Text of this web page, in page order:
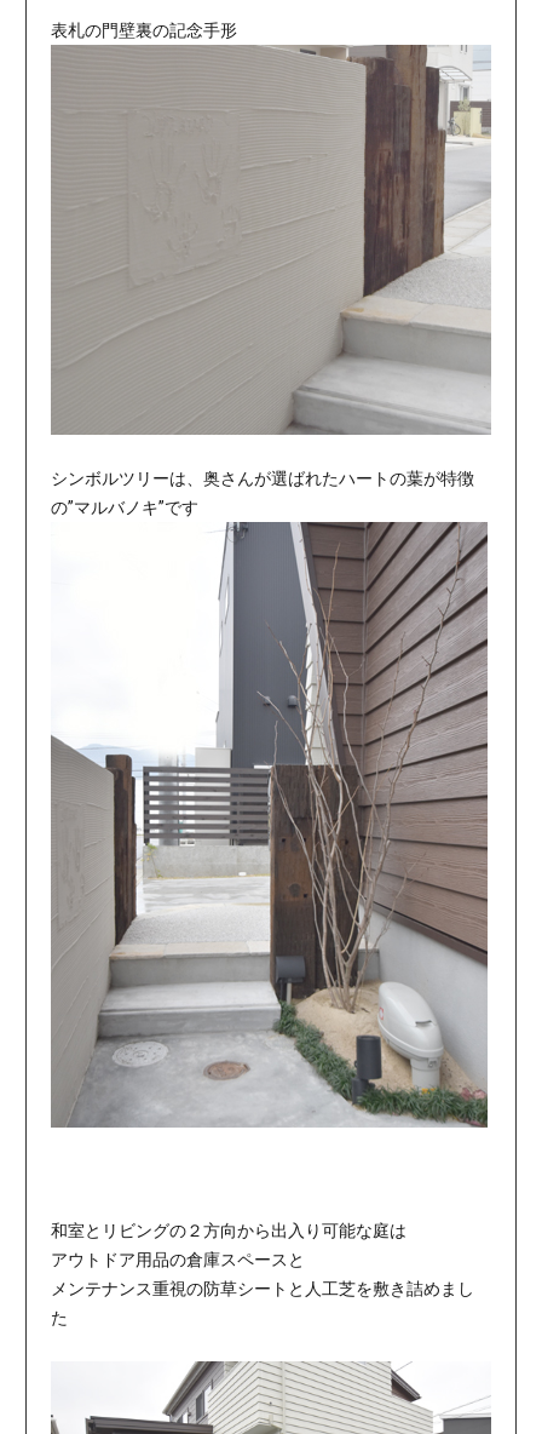
表札の門壁裏の記念手形
シンボルツリーは、奥さんが選ばれたハートの葉が特徴
の”マルバノキ”です
和室とリビングの２方向から出入り可能な庭は
アウトドア用品の倉庫スペースと
メンテナンス重視の防草シートと人工芝を敷き詰めまし
た